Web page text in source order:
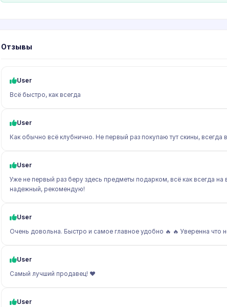
Отзывы
User
Всё быстро, как всегда
User
Как обычно всё клубнично. Не первый раз покупаю тут скины,
User
Уже не первый раз беру здесь предметы подарком, всё как всегда
надежный, рекомендую!
User
Очень довольна. Быстро и самое главное удобно 🔥 🔥 Уверенна что
User
Самый лучший продавец! ♥️
User